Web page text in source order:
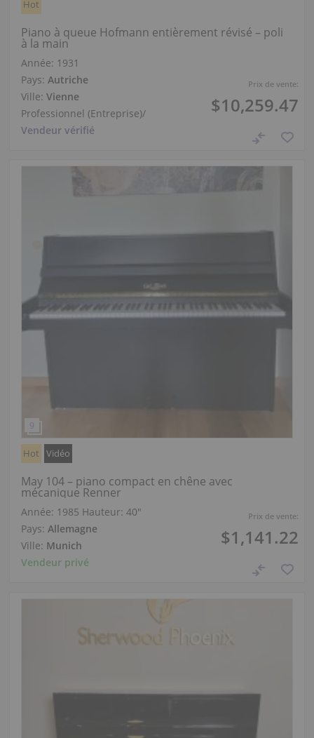
Prix de vente:
$10,259.47
Hot
Piano à queue Hofmann entièrement révisé – poli
à la main
Année: 1931
Pays: Autriche
Ville: Vienne
Professionnel (Entreprise)/
Vendeur vérifié
Prix de vente:
$1,141.22
Hot Vidéo
May 104 – piano compact en chêne avec
mécanique Renner
Année: 1985 Hauteur: 40″
Pays: Allemagne
Ville: Munich
Vendeur privé